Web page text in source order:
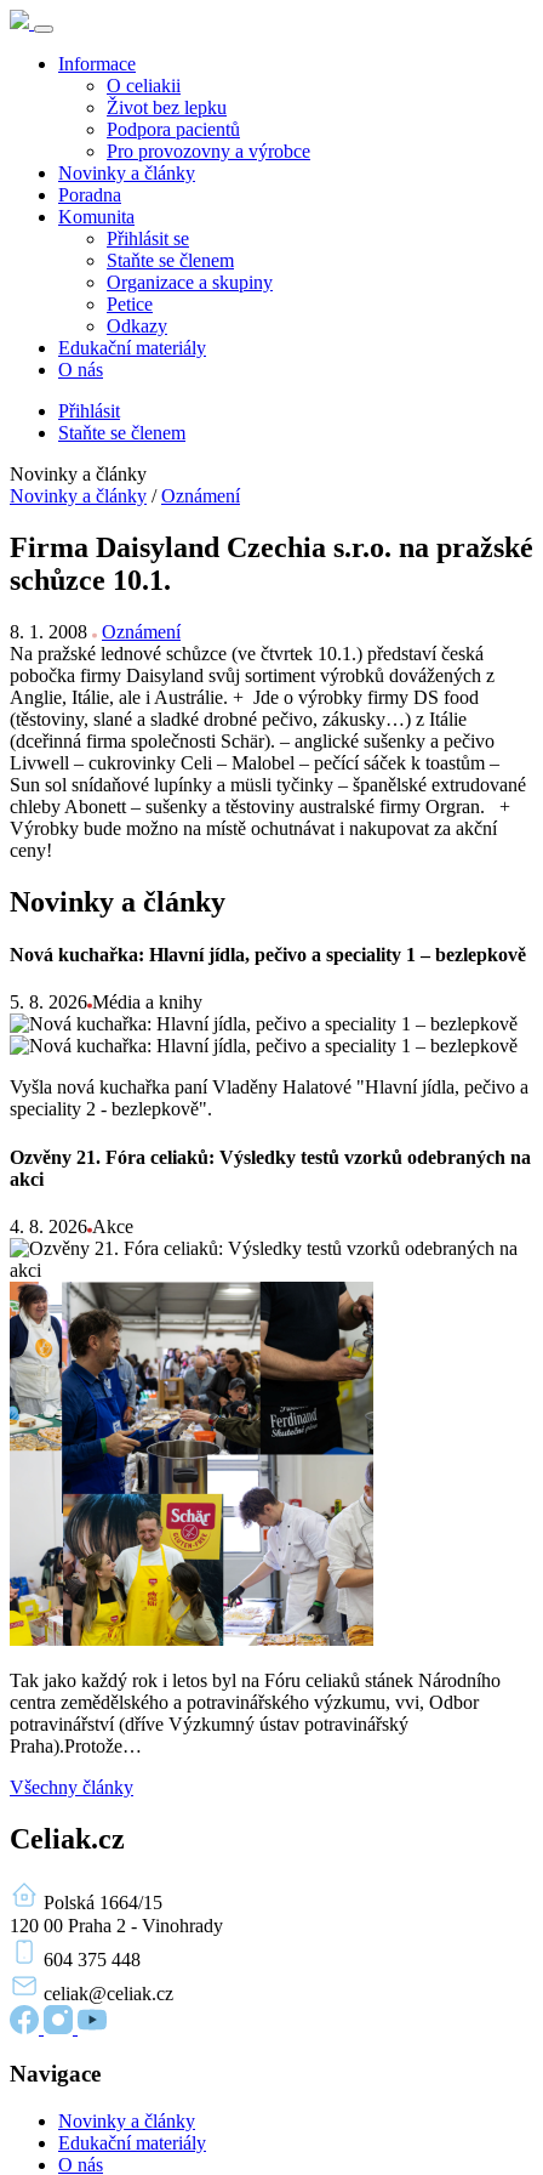
Informace
O celiakii
Život bez lepku
Podpora pacientů
Pro provozovny a výrobce
Novinky a články
Poradna
Komunita
Přihlásit se
Staňte se členem
Organizace a skupiny
Petice
Odkazy
Edukační materiály
O nás
Přihlásit
Staňte se členem
Novinky a články
Novinky a články / Oznámení
Firma Daisyland Czechia s.r.o. na pražské
schůzce 10.1.
8. 1. 2008
Oznámení
Na pražské lednové schůzce (ve čtvrtek 10.1.) představí česká
pobočka firmy Daisyland svůj sortiment výrobků dovážených z
Anglie, Itálie, ale i Austrálie. + Jde o výrobky firmy DS food
(těstoviny, slané a sladké drobné pečivo, zákusky…) z Itálie
(dceřinná firma společnosti Schär). – anglické sušenky a pečivo
Livwell – cukrovinky Celi – Malobel – pečící sáček k toastům –
Sun sol snídaňové lupínky a müsli tyčinky – španělské extrudované
chleby Abonett – sušenky a těstoviny australské firmy Orgran. +
Výrobky bude možno na místě ochutnávat i nakupovat za akční
ceny!
Novinky a články
Nová kuchařka: Hlavní jídla, pečivo a speciality 1 – bezlepkově
5. 8. 2026 Média a knihy
Vyšla nová kuchařka paní Vladěny Halatové "Hlavní jídla, pečivo a
speciality 2 - bezlepkově".
Ozvěny 21. Fóra celiaků: Výsledky testů vzorků odebraných na
akci
4. 8. 2026 Akce
Tak jako každý rok i letos byl na Fóru celiaků stánek Národního
centra zemědělského a potravinářského výzkumu, vvi, Odbor
potravinářství (dříve Výzkumný ústav potravinářský
Praha).Protože…
Všechny články
Celiak.cz
Polská 1664/15
120 00 Praha 2 - Vinohrady
604 375 448
celiak@celiak.cz
Navigace
Novinky a články
Edukační materiály
O nás